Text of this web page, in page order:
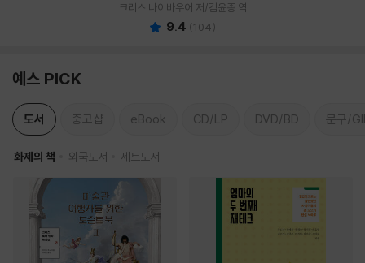
크리스 나이바우어 저/김윤종 역
9.4 (104)
예스 PICK
도서 중고샵 eBook CD/LP DVD/BD 문구/
화제의 책 외국도서 세트도서